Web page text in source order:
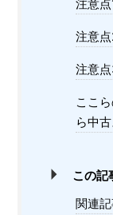
注意
注意
注意
ここ
ら中
この記
関連